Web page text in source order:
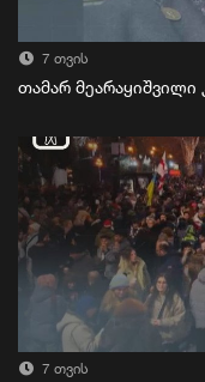
7 თვის
თამარ მეარაყიშვილი
7 თვის